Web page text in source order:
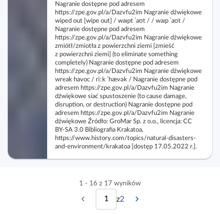
Nagranie dostępne pod adresem
https://zpe.gov.pl/a/Dazvfu2im Nagranie dźwiękowe
wiped out [wipe out] / waɪpt ˈaʊt / / waɪp ˈaʊt /
Nagranie dostępne pod adresem
https://zpe.gov.pl/a/Dazvfu2im Nagranie dźwiękowe
zmiótł/zmiotła z powierzchni ziemi [zmieść
z powierzchni ziemi] (to eliminate something
completely) Nagranie dostępne pod adresem
https://zpe.gov.pl/a/Dazvfu2im Nagranie dźwiękowe
wreak havoc / riːk ˈhævək / Nagranie dostępne pod
adresem https://zpe.gov.pl/a/Dazvfu2im Nagranie
dźwiękowe siać spustoszenie (to cause damage,
disruption, or destruction) Nagranie dostępne pod
adresem https://zpe.gov.pl/a/Dazvfu2im Nagranie
dźwiękowe Źródło: GroMar Sp. z o.o., licencja: CC
BY‑SA 3.0 Bibliografia Krakatoa,
https://www.history.com/topics/natural-disasters-
and-environment/krakatoa [dostęp 17.05.2022 r.].
1 - 16 z 17 wyników
P
p
z2
N